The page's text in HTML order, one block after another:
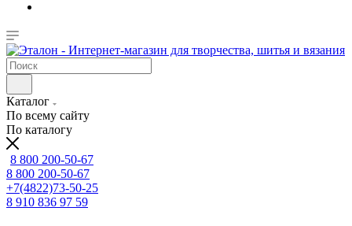
Каталог
По всему сайту
По каталогу
8 800 200-50-67
8 800 200-50-67
+7(4822)73-50-25
8 910 836 97 59